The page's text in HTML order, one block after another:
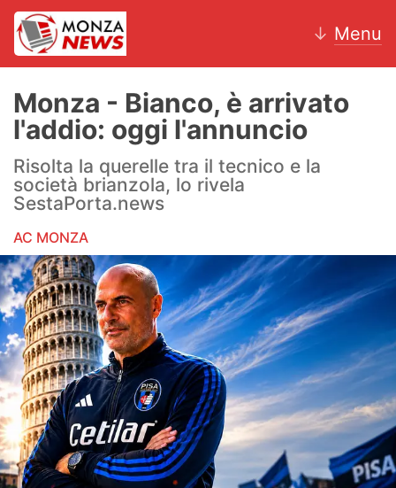
↓ Menu
AC Monza
Calcio
Motori
Volley
Hockey
Altri sport
Hockey
Pallanuoto
Monza - Bianco, è arrivato
l'addio: oggi l'annuncio
Risolta la querelle tra il tecnico e la
società brianzola, lo rivela
SestaPorta.news
AC MONZA